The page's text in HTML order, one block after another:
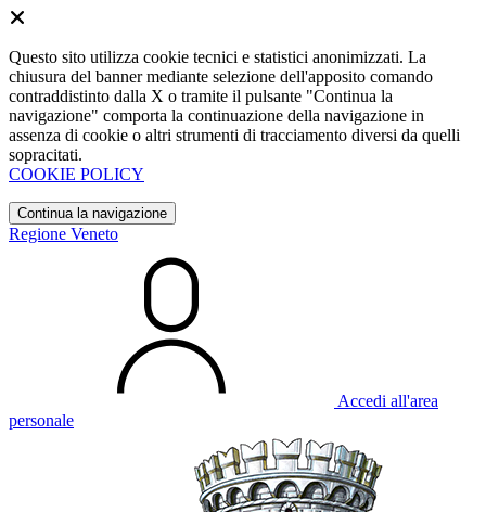
Questo sito utilizza cookie tecnici e statistici anonimizzati. La
chiusura del banner mediante selezione dell'apposito comando
contraddistinto dalla X o tramite il pulsante "Continua la
navigazione" comporta la continuazione della navigazione in
assenza di cookie o altri strumenti di tracciamento diversi da quelli
sopracitati.
COOKIE POLICY
Continua la navigazione
Regione Veneto
Accedi all'area
personale